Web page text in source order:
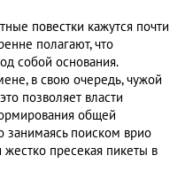
повестки кажутся почти
полагают, что
собой основания.
в свою очередь, чужой
позволяет власти
общей
занимаясь поиском врио
жестко пресекая пикеты в